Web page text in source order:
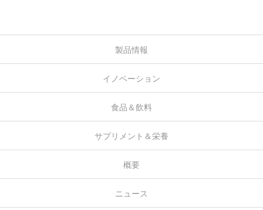
製品情報
イノベーション
食品＆飲料
サプリメント＆栄養
概要
ニュース